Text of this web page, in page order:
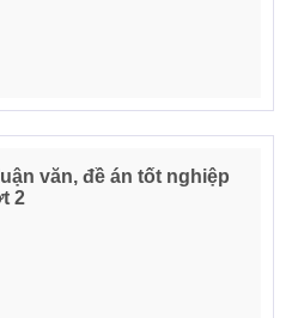
văn, đề án tốt nghiệp
2